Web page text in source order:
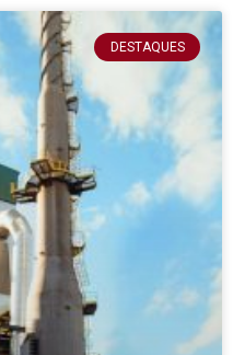
DESTAQUES